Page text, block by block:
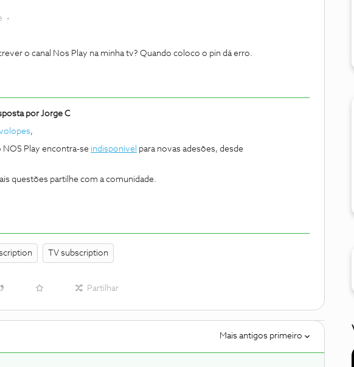
o canal Nos Play na minha tv? Quando coloco o pin dá erro.
porJorge C
,
NOS Play encontra-se indisponível para novas adesões, desde
questões partilhe com a comunidade.
TV subscription
Partilhar
Mais antigos primeiro